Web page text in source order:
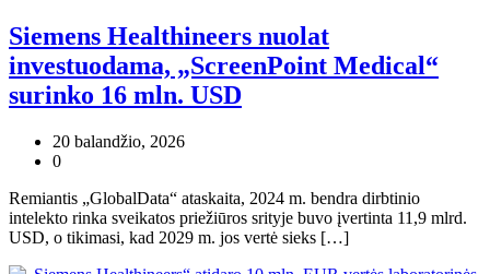
Siemens Healthineers nuolat
investuodama, „ScreenPoint Medical“
surinko 16 mln. USD
20 balandžio, 2026
0
Remiantis „GlobalData“ ataskaita, 2024 m. bendra dirbtinio
intelekto rinka sveikatos priežiūros srityje buvo įvertinta 11,9 mlrd.
USD, o tikimasi, kad 2029 m. jos vertė sieks […]